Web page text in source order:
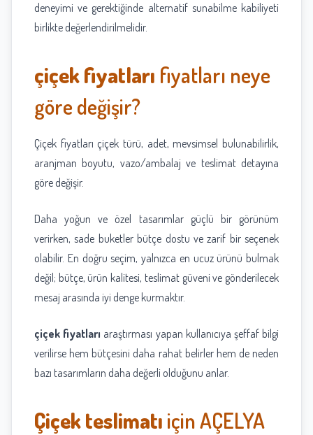
deneyimi ve gerektiğinde alternatif sunabilme kabiliyeti
birlikte değerlendirilmelidir.
çiçek fiyatları fiyatları neye
göre değişir?
Çiçek fiyatları çiçek türü, adet, mevsimsel bulunabilirlik,
aranjman boyutu, vazo/ambalaj ve teslimat detayına
göre değişir.
Daha yoğun ve özel tasarımlar güçlü bir görünüm
verirken, sade buketler bütçe dostu ve zarif bir seçenek
olabilir. En doğru seçim, yalnızca en ucuz ürünü bulmak
değil; bütçe, ürün kalitesi, teslimat güveni ve gönderilecek
mesaj arasında iyi denge kurmaktır.
çiçek fiyatları araştırması yapan kullanıcıya şeffaf bilgi
verilirse hem bütçesini daha rahat belirler hem de neden
bazı tasarımların daha değerli olduğunu anlar.
Çiçek teslimatı için AÇELYA